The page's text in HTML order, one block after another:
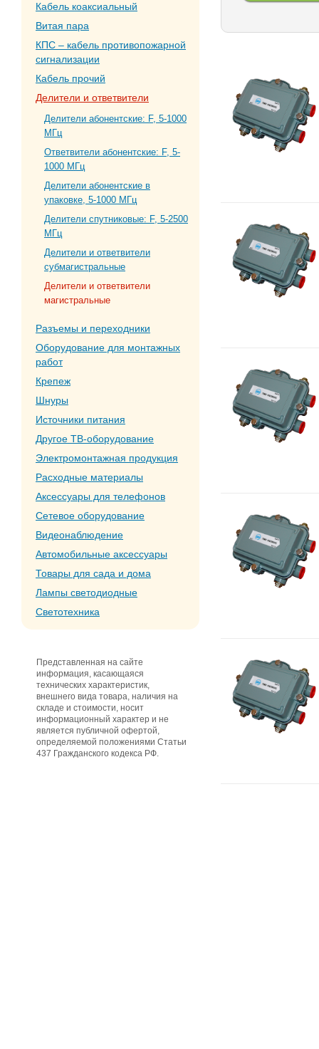
Кабель коаксиальный
Витая пара
КПС – кабель противопожарной
сигнализации
Кабель прочий
Делители и ответвители
Делители абонентские: F, 5-1000
МГц
Ответвители абонентские: F, 5-
1000 МГц
Делители абонентские в
упаковке, 5-1000 МГц
Делители спутниковые: F, 5-2500
МГц
Делители и ответвители
субмагистральные
Делители и ответвители
магистральные
Разъемы и переходники
Оборудование для монтажных
работ
Крепеж
Шнуры
Источники питания
Другое ТВ-оборудование
Электромонтажная продукция
Расходные материалы
Аксессуары для телефонов
Сетевое оборудование
Видеонаблюдение
Автомобильные аксессуары
Товары для сада и дома
Лампы светодиодные
Светотехника
Представленная на сайте
информация, касающаяся
технических характеристик,
внешнего вида товара, наличия на
складе и стоимости, носит
информационный характер и не
является публичной офертой,
определяемой положениями Статьи
437 Гражданского кодекса РФ.